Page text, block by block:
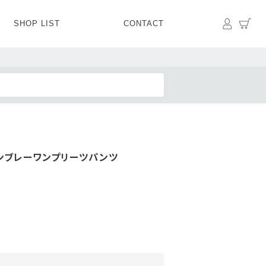
BOTTOMSSKIRT
SHOP LIST CONTACT マイペ
ブレーワンプリーツパンツ